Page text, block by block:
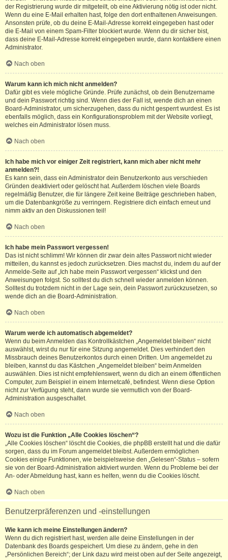
der Registrierung wurde dir mitgeteilt, ob eine Aktivierung nötig ist oder nicht.
Wenn du eine E-Mail erhalten hast, folge den dort enthaltenen Anweisungen.
Ansonsten prüfe, ob du deine E-Mail-Adresse korrekt eingegeben hast oder
die E-Mail von einem Spam-Filter blockiert wurde. Wenn du dir sicher bist,
dass deine E-Mail-Adresse korrekt eingegeben wurde, dann kontaktiere einen
Administrator.
Nach oben
Warum kann ich mich nicht anmelden?
Dafür gibt es viele mögliche Gründe. Prüfe zunächst, ob dein Benutzername
und dein Passwort richtig sind. Wenn dies der Fall ist, wende dich an einen
Board-Administrator, um sicherzugehen, dass du nicht gesperrt wurdest. Es ist
ebenfalls möglich, dass ein Konfigurationsproblem mit der Website vorliegt,
welches ein Administrator lösen muss.
Nach oben
Ich habe mich vor einiger Zeit registriert, kann mich aber nicht mehr
anmelden?!
Es kann sein, dass ein Administrator dein Benutzerkonto aus verschieden
Gründen deaktiviert oder gelöscht hat. Außerdem löschen viele Boards
regelmäßig Benutzer, die für längere Zeit keine Beiträge geschrieben haben,
um die Datenbankgröße zu verringern. Registriere dich einfach erneut und
nimm aktiv an den Diskussionen teil!
Nach oben
Ich habe mein Passwort vergessen!
Das ist nicht schlimm! Wir können dir zwar dein altes Passwort nicht wieder
mitteilen, du kannst es jedoch zurücksetzen. Dies machst du, indem du auf der
Anmelde-Seite auf „Ich habe mein Passwort vergessen“ klickst und den
Anweisungen folgst. So solltest du dich schnell wieder anmelden können.
Solltest du trotzdem nicht in der Lage sein, dein Passwort zurückzusetzen, so
wende dich an die Board-Administration.
Nach oben
Warum werde ich automatisch abgemeldet?
Wenn du beim Anmelden das Kontrollkästchen „Angemeldet bleiben“ nicht
auswählst, wirst du nur für eine Sitzung angemeldet. Dies verhindert den
Missbrauch deines Benutzerkontos durch einen Dritten. Um angemeldet zu
bleiben, kannst du das Kästchen „Angemeldet bleiben“ beim Anmelden
auswählen. Dies ist nicht empfehlenswert, wenn du dich an einem öffentlichen
Computer, zum Beispiel in einem Internetcafé, befindest. Wenn diese Option
nicht zur Verfügung steht, dann wurde sie vermutlich von der Board-
Administration ausgeschaltet.
Nach oben
Wozu ist die Funktion „Alle Cookies löschen“?
„Alle Cookies löschen“ löscht die Cookies, die phpBB erstellt hat und die dafür
sorgen, dass du im Forum angemeldet bleibst. Außerdem ermöglichen
Cookies einige Funktionen, wie beispielsweise den „Gelesen“-Status – sofern
sie von der Board-Administration aktiviert wurden. Wenn du Probleme bei der
An- oder Abmeldung hast, kann es helfen, wenn du die Cookies löscht.
Nach oben
Benutzerpräferenzen und -einstellungen
Wie kann ich meine Einstellungen ändern?
Wenn du dich registriert hast, werden alle deine Einstellungen in der
Datenbank des Boards gespeichert. Um diese zu ändern, gehe in den
„Persönlichen Bereich“; der Link dazu wird meist oben auf der Seite angezeigt,